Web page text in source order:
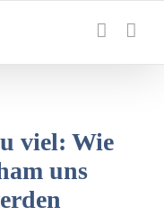
viel: Wie
uns